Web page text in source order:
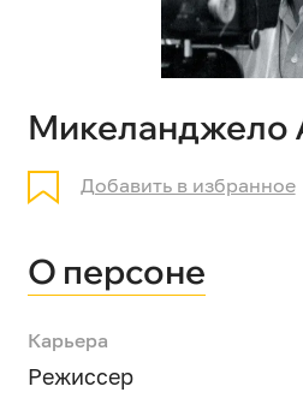
Микеланджело
Добавить в избранное
О персоне
Карьера
Режиссер